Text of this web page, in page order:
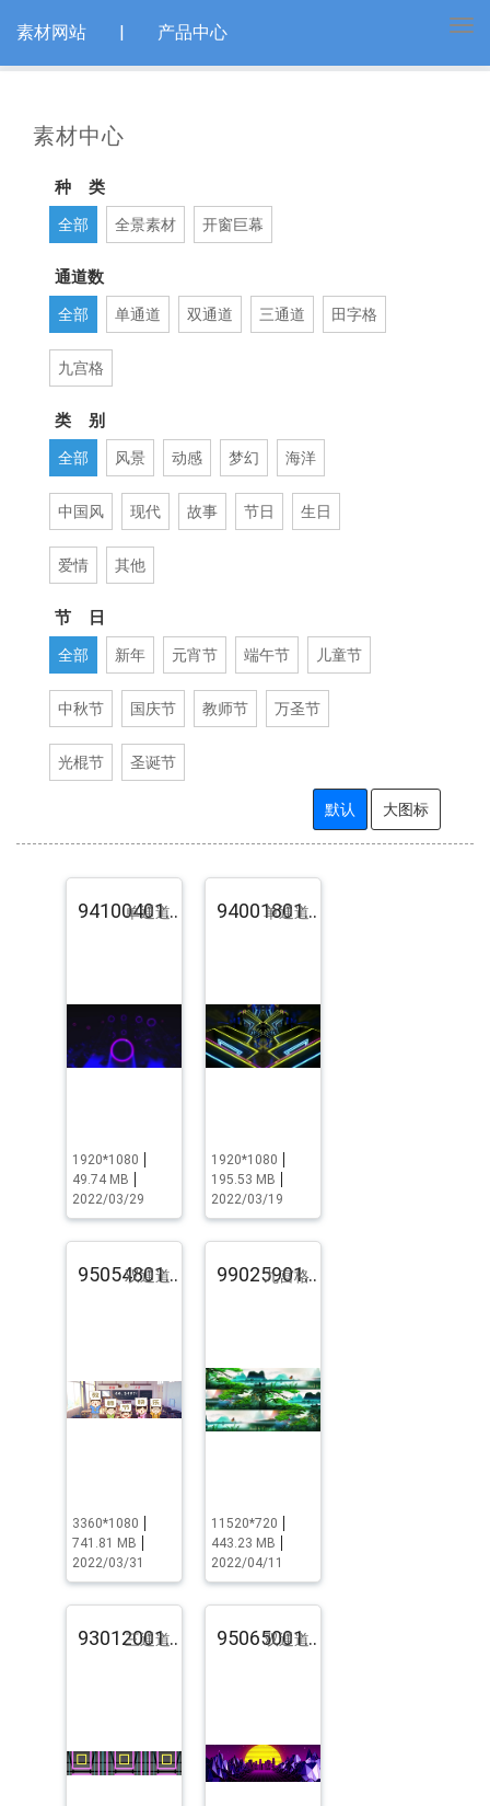
素材网站 | 产品中心
素材中心
种 类
全部 全景素材 开窗巨幕
通道数
全部 单通道 双通道 三通道 田字格
九宫格
类 别
全部 风景 动感 梦幻 海洋
中国风 现代 故事 节日 生日
爱情 其他
节 日
全部 新年 元宵节 端午节 儿童节
中秋节 国庆节 教师节 万圣节
光棍节 圣诞节
默认 大图标
94100401.pst.zip
单通道
1920*1080
49.74 MB
2022/03/29
94001801.pst.zip
单通道
1920*1080
195.53 MB
2022/03/19
95054801.pst.zip
双通道
3360*1080
741.81 MB
2022/03/31
99025901.pst.zip
九宫格
11520*720
443.23 MB
2022/04/11
93012001.pst.zip
三通道 95065001.pst.zip
双通道